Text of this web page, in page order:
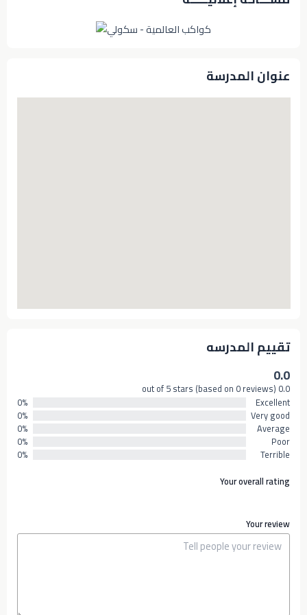
عنوان المدرسة
تقييم المدرسه
0.0
0.0 out of 5 stars (based on 0 reviews)
Excellent
0%
Very good
0%
Average
0%
Poor
0%
Terrible
0%
Your overall rating
Your review